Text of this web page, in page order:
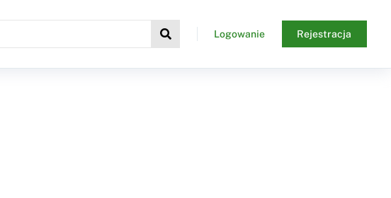
Logowanie Rejestracja